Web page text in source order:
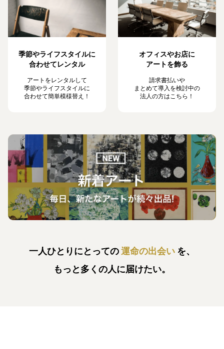
季節やライフスタイルに
合わせてレンタル
アートをレンタルして
季節やライフスタイルに
合わせて簡単模様替え！
オフィスやお店に
アートを飾る
請求書払いや
まとめて導入を検討中の
法人の方はこちら！
一人ひとりにとっての運命の出会い を、
もっと多くの人に届けたい。